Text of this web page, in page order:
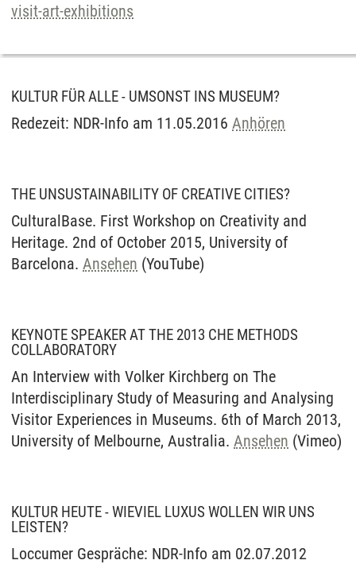
visit-art-exhibitions
KULTUR FÜR ALLE - UMSONST INS MUSEUM?
Redezeit: NDR-Info am 11.05.2016 Anhören
THE UNSUSTAINABILITY OF CREATIVE CITIES?
CulturalBase. First Workshop on Creativity and
Heritage. 2nd of October 2015, University of
Barcelona. Ansehen (YouTube)
KEYNOTE SPEAKER AT THE 2013 CHE METHODS
COLLABORATORY
An Interview with Volker Kirchberg on The
Interdisciplinary Study of Measuring and Analysing
Visitor Experiences in Museums. 6th of March 2013,
University of Melbourne, Australia. Ansehen (Vimeo)
KULTUR HEUTE - WIEVIEL LUXUS WOLLEN WIR UNS
LEISTEN?
Loccumer Gespräche: NDR-Info am 02.07.2012